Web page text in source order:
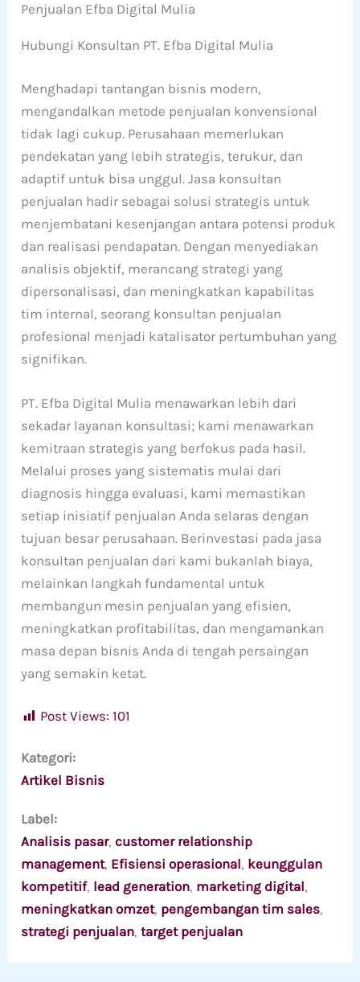
Penjualan Efba Digital Mulia
Hubungi Konsultan PT. Efba Digital Mulia
Menghadapi tantangan bisnis modern,
mengandalkan metode penjualan konvensional
tidak lagi cukup. Perusahaan memerlukan
pendekatan yang lebih strategis, terukur, dan
adaptif untuk bisa unggul. Jasa konsultan
penjualan hadir sebagai solusi strategis untuk
menjembatani kesenjangan antara potensi produk
dan realisasi pendapatan. Dengan menyediakan
analisis objektif, merancang strategi yang
dipersonalisasi, dan meningkatkan kapabilitas
tim internal, seorang konsultan penjualan
profesional menjadi katalisator pertumbuhan yang
signifikan.
PT. Efba Digital Mulia menawarkan lebih dari
sekadar layanan konsultasi; kami menawarkan
kemitraan strategis yang berfokus pada hasil.
Melalui proses yang sistematis mulai dari
diagnosis hingga evaluasi, kami memastikan
setiap inisiatif penjualan Anda selaras dengan
tujuan besar perusahaan. Berinvestasi pada jasa
konsultan penjualan dari kami bukanlah biaya,
melainkan langkah fundamental untuk
membangun mesin penjualan yang efisien,
meningkatkan profitabilitas, dan mengamankan
masa depan bisnis Anda di tengah persaingan
yang semakin ketat.
Post Views: 101
Kategori:
Artikel Bisnis
Label:
Analisis pasar, customer relationship
management, Efisiensi operasional, keunggulan
kompetitif, lead generation, marketing digital
meningkatkan omzet, pengembangan tim sales
strategi penjualan, target penjualan